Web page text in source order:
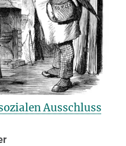
Ausschluss